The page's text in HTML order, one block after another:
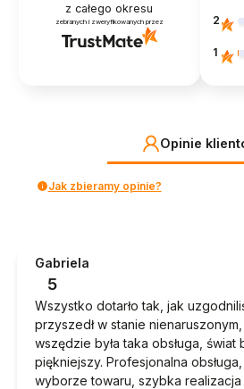
z całego okresu
zebranych i zweryfikowanych przez 2
1
Opinie
Jak zbieramy opinie?
Gabriela
5
Wszystko dotarło tak, jak
przyszedł w stanie
wszędzie była taka obsługa, świat
piękniejszy. Profesjonalna
wyborze towaru, szybka realizacja